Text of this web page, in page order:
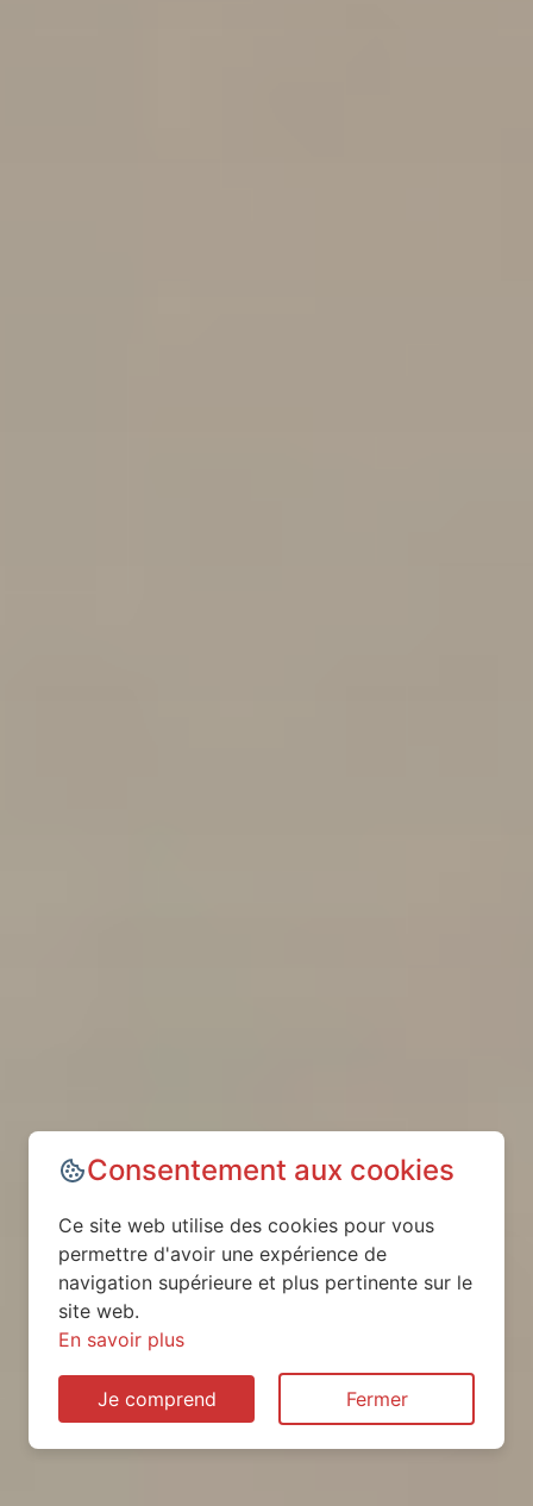
Consentement aux cookies
Ce site web utilise des cookies pour vous
permettre d'avoir une expérience de
navigation supérieure et plus pertinente sur le
site web.
En savoir plus
Je comprend Fermer